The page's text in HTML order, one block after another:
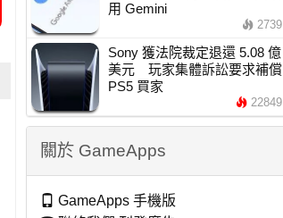
用 Gemini
2739
Sony 獲法院裁定退還 5.08 億
美元 玩家集體訴訟要求補償
PS5 買家
22849
關於 GameApps
GameApps 手機版